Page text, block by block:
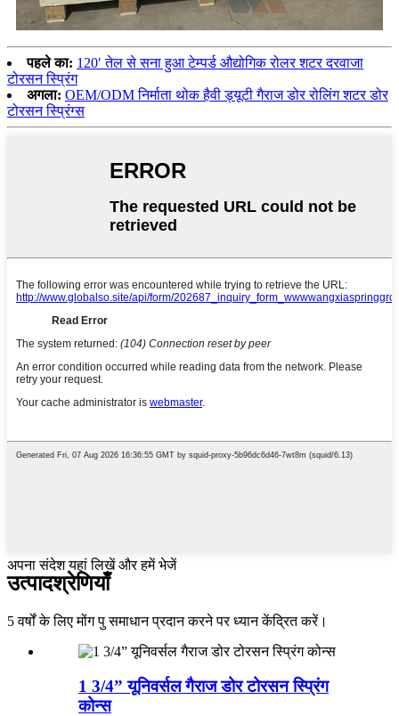
पहले का: 120′ तेल से सना हुआ टेम्पर्ड औद्योगिक रोलर शटर दरवाजा
टोरसन स्प्रिंग
अगला: OEM/ODM निर्माता थोक हैवी ड्यूटी गैराज डोर रोलिंग शटर डोर
टोरसन स्प्रिंग्स
अपना संदेश यहां लिखें और हमें भेजें
उत्पादश्रेणियाँ
5 वर्षों के लिए मोंग पु समाधान प्रदान करने पर ध्यान केंद्रित करें।
1 3/4” यूनिवर्सल गैराज डोर टोरसन स्प्रिंग
कोन्स